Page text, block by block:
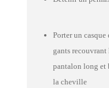
Porter un
gants
pantalon long et
la cheville